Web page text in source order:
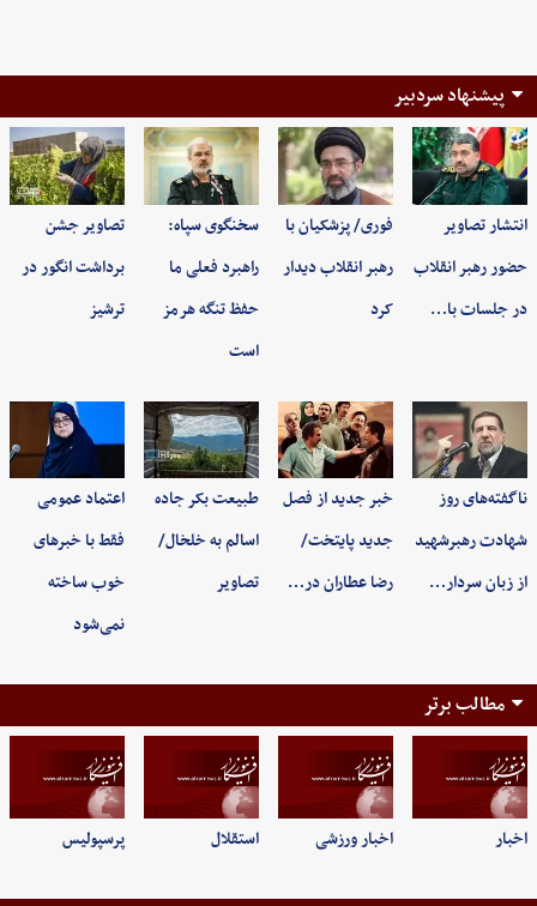
پیشنهاد سردبیر
انتشار تصاویر
حضور رهبر انقلاب
در جلسات با…
فوری/ پزشکیان با
رهبر انقلاب دیدار
کرد
سخنگوی سپاه:
راهبرد فعلی ما
حفظ تنگه هرمز
است
تصاویر جشن
برداشت انگور در
ترشیز
ناگفته‌های روز
شهادت رهبرشهید
از زبان سردار…
خبر جدید از فصل
جدید پایتخت/
رضا عطاران در…
طبیعت بکر جاده
اسالم به خلخال/
تصاویر
اعتماد عمومی
فقط با خبرهای
خوب ساخته
نمی‌شود
مطالب برتر
اخبار اخبار ورزشی استقلال پرسپولیس